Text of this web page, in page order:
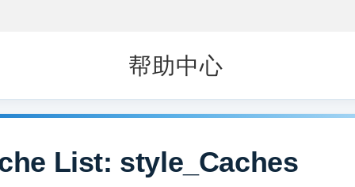
帮助中心
List: style_Caches